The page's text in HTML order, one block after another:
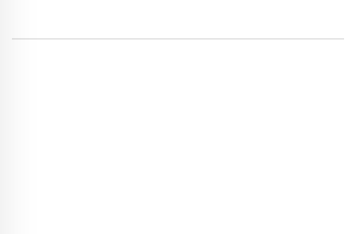
التحول من عهد إلى عهد، ومن نظام إلى آخر. وكما